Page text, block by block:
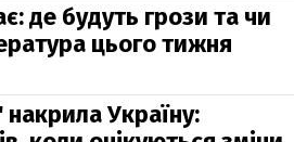
де будуть грози та чи
цього тижня
Україну: